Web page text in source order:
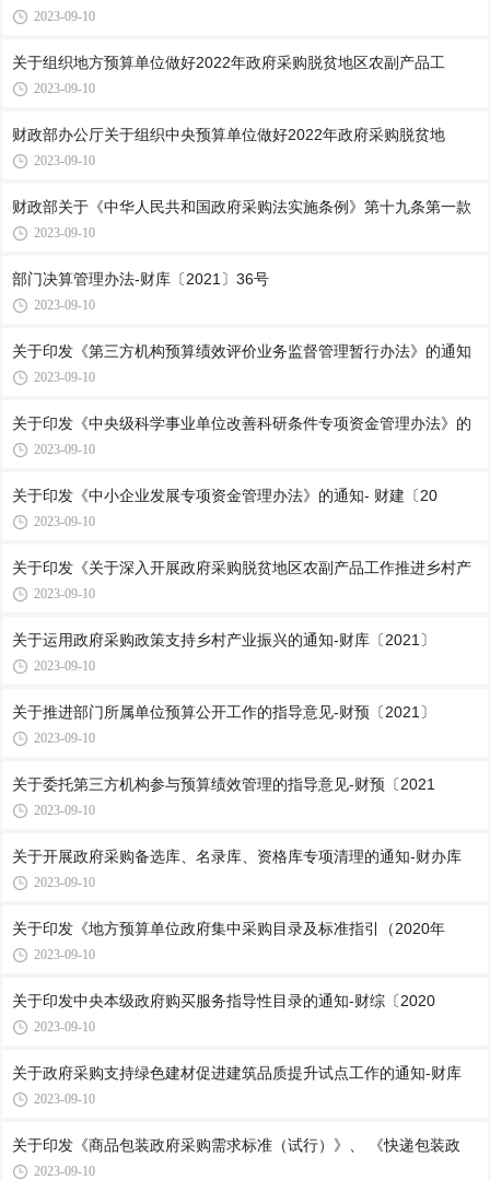
2023-09-10
关于组织地方预算单位做好2022年政府采购脱贫地区农副产品工
2023-09-10
财政部办公厅关于组织中央预算单位做好2022年政府采购脱贫地
2023-09-10
财政部关于《中华人民共和国政府采购法实施条例》第十九条第一款
2023-09-10
部门决算管理办法-财库〔2021〕36号
2023-09-10
关于印发《第三方机构预算绩效评价业务监督管理暂行办法》的通知
2023-09-10
关于印发《中央级科学事业单位改善科研条件专项资金管理办法》的
2023-09-10
关于印发《中小企业发展专项资金管理办法》的通知- 财建〔20
2023-09-10
关于印发《关于深入开展政府采购脱贫地区农副产品工作推进乡村产
2023-09-10
关于运用政府采购政策支持乡村产业振兴的通知-财库〔2021〕
2023-09-10
关于推进部门所属单位预算公开工作的指导意见-财预〔2021〕
2023-09-10
关于委托第三方机构参与预算绩效管理的指导意见-财预〔2021
2023-09-10
关于开展政府采购备选库、名录库、资格库专项清理的通知-财办库
2023-09-10
关于印发《地方预算单位政府集中采购目录及标准指引（2020年
2023-09-10
关于印发中央本级政府购买服务指导性目录的通知-财综〔2020
2023-09-10
关于政府采购支持绿色建材促进建筑品质提升试点工作的通知-财库
2023-09-10
关于印发《商品包装政府采购需求标准（试行）》、 《快递包装政
2023-09-10